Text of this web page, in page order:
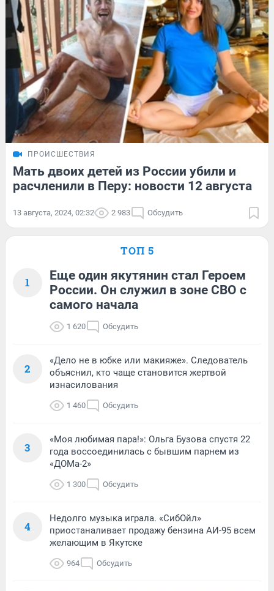
ПРОИСШЕСТВИЯ
Мать двоих детей из России убили и
расчленили в Перу: новости 12 августа
13 августа, 2024, 02:32 2 983 Обсудить
ТОП 5
1
Еще один якутянин стал Героем
России. Он служил в зоне СВО с
самого начала
1 620 Обсудить
2
«Дело не в юбке или макияже». Следователь
объяснил, кто чаще становится жертвой
изнасилования
1 460 Обсудить
3
«Моя любимая пара!»: Ольга Бузова спустя 22
года воссоединилась с бывшим парнем из
«ДОМа-2»
1 300 Обсудить
4
Недолго музыка играла. «СибОйл»
приостаналивает продажу бензина АИ-95 всем
желающим в Якутске
964 Обсудить